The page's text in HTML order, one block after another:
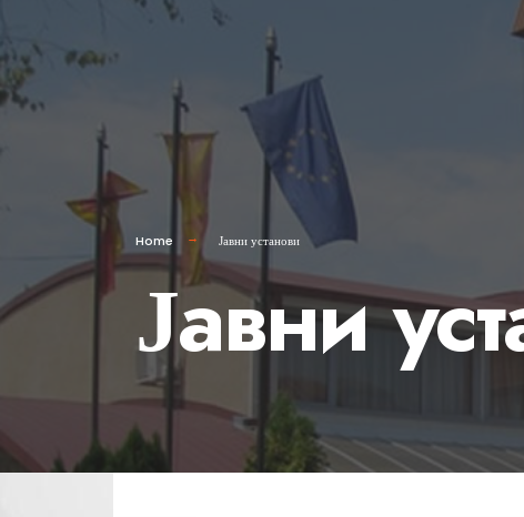
Home Јавни установи
Јавни